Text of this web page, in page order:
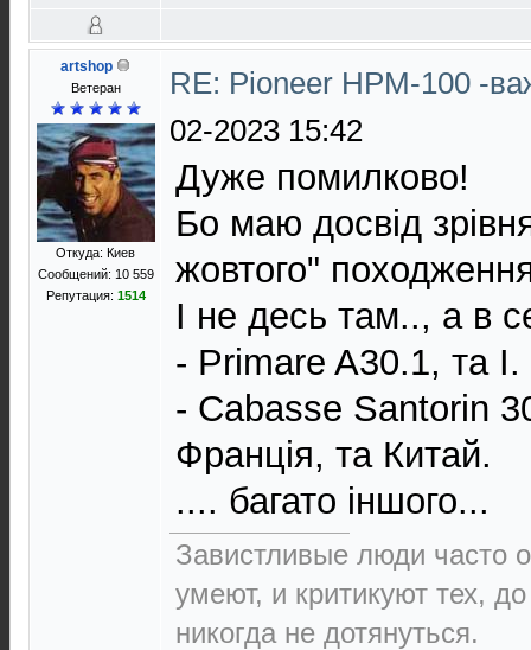
artshop
Ветеран
Откуда: Киев
Сообщений: 10 559
Репутация: 1514
RE: Pioneer HPM-100 -
02-2023 15:42
Дуже помилково!
Бо маю досвід
жовтого"
І не десь там.., а в
- Primare A30.1, та
- Cabasse Santorin
Франція, та Китай.
.... багато іншого...
Завистливые люди часто
умеют, и критикуют тех,
никогда не дотянуться.